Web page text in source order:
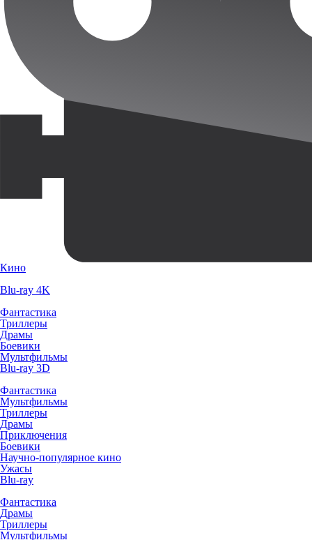
Кино
Blu-ray 4K
Фантастика
Триллеры
Драмы
Боевики
Мультфильмы
Blu-ray 3D
Фантастика
Мультфильмы
Триллеры
Драмы
Приключения
Боевики
Научно-популярное кино
Ужасы
Blu-ray
Фантастика
Драмы
Триллеры
Мультфильмы